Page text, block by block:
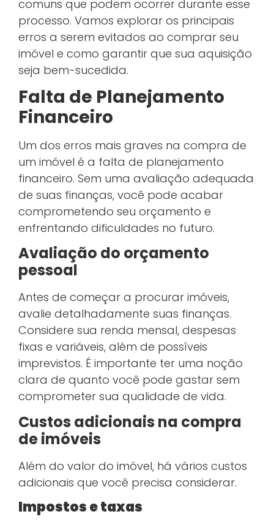
comuns que podem ocorrer durante esse
processo. Vamos explorar os principais
erros a serem evitados ao comprar seu
imóvel e como garantir que sua aquisição
seja bem-sucedida.
Falta de Planejamento
Financeiro
Um dos erros mais graves na compra de
um imóvel é a falta de planejamento
financeiro. Sem uma avaliação adequada
de suas finanças, você pode acabar
comprometendo seu orçamento e
enfrentando dificuldades no futuro.
Avaliação do orçamento
pessoal
Antes de começar a procurar imóveis,
avalie detalhadamente suas finanças.
Considere sua renda mensal, despesas
fixas e variáveis, além de possíveis
imprevistos. É importante ter uma noção
clara de quanto você pode gastar sem
comprometer sua qualidade de vida.
Custos adicionais na compra
de imóveis
Além do valor do imóvel, há vários custos
adicionais que você precisa considerar.
Impostos e taxas